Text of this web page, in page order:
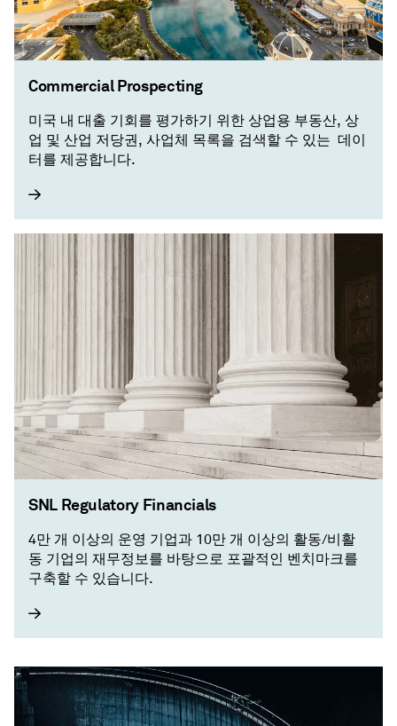
Commercial Prospecting
미국 내 대출 기회를 평가하기 위한 상업용 부동산, 상
업 및 산업 저당권, 사업체 목록을 검색할 수 있는 ​ 데이
터를 제공합니다.
SNL Regulatory Financials
4만 개 이상의 운영 기업과 10만 개 이상의 활동/비활
동 기업의 재무정보를 바탕으로 포괄적인 벤치마크를
구축할 수 있습니다. ​